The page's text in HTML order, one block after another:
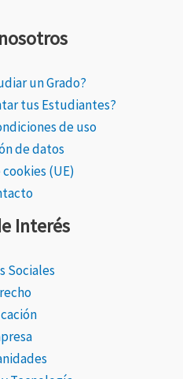
un Grado?
tus Estudiantes?
de uso
de datos
(UE)
Interés
Sociales